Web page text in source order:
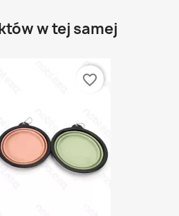
w tej samej
favorite_border